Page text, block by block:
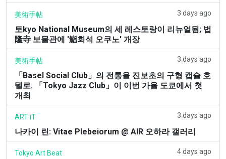
美術手帖 3 days ago
토kyo National Museum의 세 레스토랑이 리뉴얼됨; 법
隆寺 보물관에 '鮨회석 오쿠노' 개장
美術手帖 3 days ago
「Basel Social Club」의 전통을 진보초의 구형 캡슐 호
텔로. 「Tokyo Jazz Club」이 이번 가을 도쿄에서 첫
개최
ART iT 3 days ago
나카이 린: Vitae Plebeiorum @ AIR 오하라 갤러리
Tokyo Art Beat 4 days ago